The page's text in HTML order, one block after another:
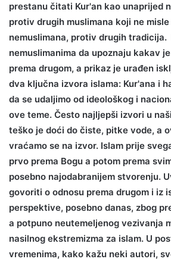
prestanu čitati Kur'an kao unaprijed
protiv drugih muslimana koji ne
nemuslimana, protiv drugih tradicija.
nemuslimanima da upoznaju kakav
prema drugom, a prikaz je urađen
dva ključna izvora islama: Kur'ana i
da se udaljimo od ideološkog i
ove teme. Često najljepši izvori u
teško je doći do čiste, pitke vode, a
vraćamo se na izvor. Islam prije
prvo prema Bogu a potom prema
posebno najodabranijem stvorenju.
govoriti o odnosu prema drugom i iz
perspektive, posebno danas, zbog
a potpuno neutemeljenog vezivanja
nasilnog ekstremizma za islam. U
vremenima, kako kažu neki autori,